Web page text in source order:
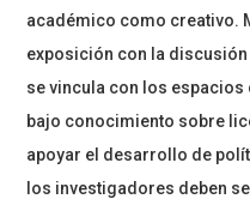
académico como creativo.
exposición con la
se vincula con los espacios
bajo conocimiento sobre
apoyar el desarrollo de
los investigadores deben